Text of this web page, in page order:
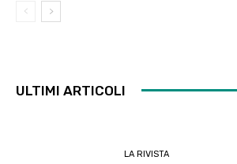
ULTIMI ARTICOLI
LA RIVISTA